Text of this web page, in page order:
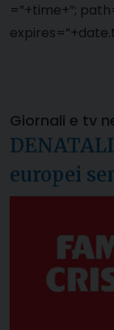
=”+time+”;
Giornali e tv
europei